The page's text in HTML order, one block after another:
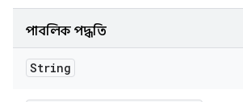
পাবলিক পদ্ধতি
String